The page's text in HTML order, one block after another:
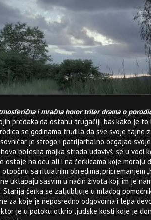
i mračna horor triler drama o
predaka da ostanu drugačiji, baš kako je to
se godinama trudila da sve svoje tajne
je strogo i patrijarhalno odgajao
bolesna majka strada udavivši se u vodi
ostaje na ocu ali i na ćerkicama koje moraju
sa ritualnim obredima, pripremanjem
uklapaju sasvim u način života koji im je
Starija ćerka se zaljubljuje u mladog
za koje je neposredno odgovorna i lepa
je u potoku otkrio ljudske kosti koje je